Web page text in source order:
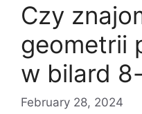
Czy
geometrii
w bilard
February 28, 2024